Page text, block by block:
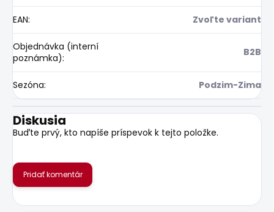
EAN: Zvoľte variant
Objednávka (interní
poznámka): B2B
Sezóna: Podzim-Zima
Diskusia
Buďte prvý, kto napíše príspevok k tejto položke.
Pridať komentár